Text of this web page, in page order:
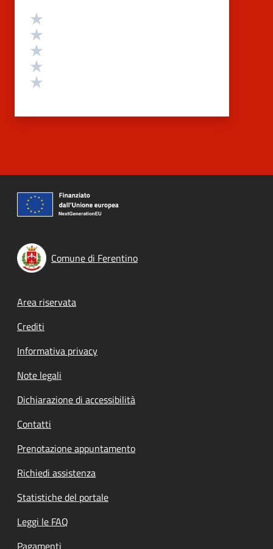
Valutazione
Comune di Ferentino
Footer menu
Area riservata
Crediti
Informativa privacy
Note legali
Dichiarazione di accessibilità
Contatti
Prenotazione appuntamento
Richiedi assistenza
Statistiche del portale
Leggi le FAQ
Pagamenti